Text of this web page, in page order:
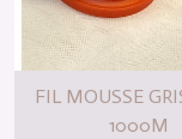
FIL MOUSSE
1000M